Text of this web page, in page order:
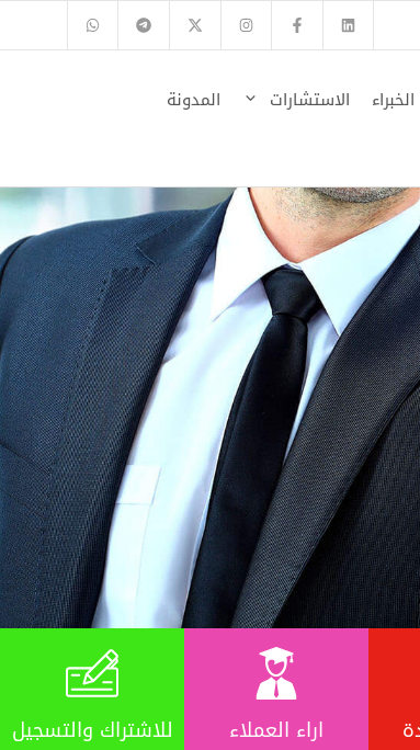
الاستشارات
المدونة
اراء العملاء للاشتراك والتسجيل